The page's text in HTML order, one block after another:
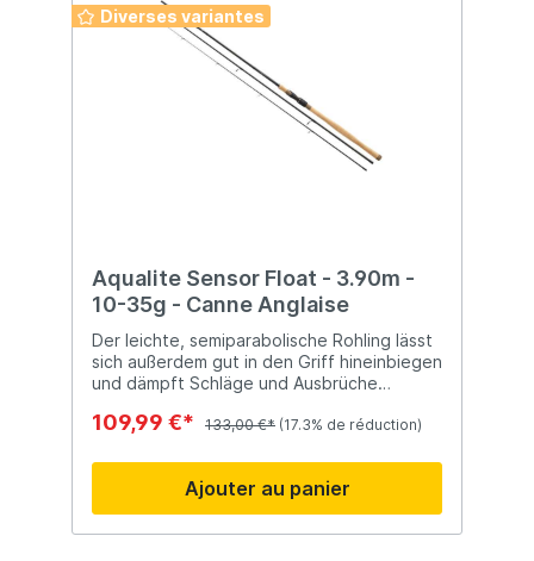
Diverses variantes
Aqualite Sensor Float - 3.90m -
10-35g - Canne Anglaise
Der leichte, semiparabolische Rohling lässt
sich außerdem gut in den Griff hineinbiegen
und dämpft Schläge und Ausbrüche
semiparabolische Aktion und Wurfleistung.
109,99 €* 133,00 €* (17.3% de réduction)
Ajouter au panier